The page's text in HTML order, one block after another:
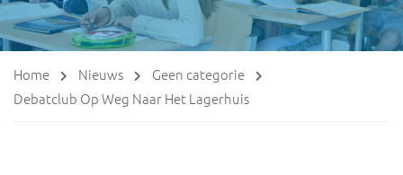
Home Nieuws
Geen categorie
Debatclub Op Weg Naar Het Lagerhuis